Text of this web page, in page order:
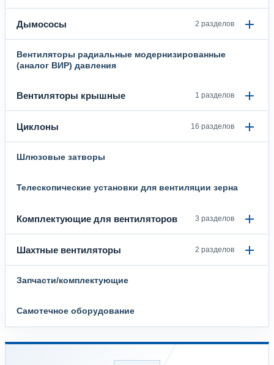
Дымососы 2 разделов
Вентиляторы радиальные модернизированные
(аналог ВИР) давления
Вентиляторы крышные 1 разделов
Циклоны 16 разделов
Шлюзовые затворы
Телескопические установки для вентиляции зерна
Комплектующие для вентиляторов 3 разделов
Шахтные вентиляторы 2 разделов
Запчасти/комплектующие
Самотечное оборудование